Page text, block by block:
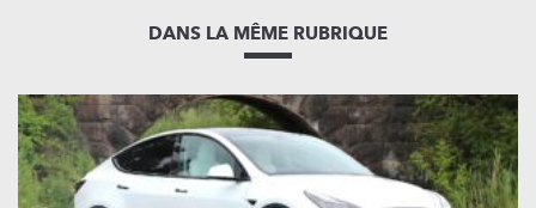
DANS LA MÊME RUBRIQUE